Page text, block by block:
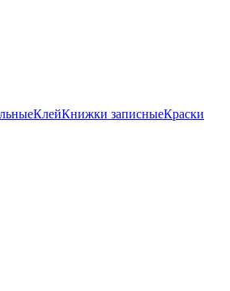
КлейКнижки записныеКраски